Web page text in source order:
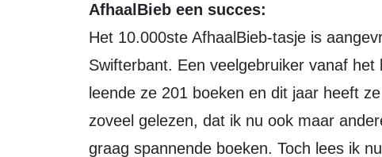
AfhaalBieb een succes:
Het 10.000ste AfhaalBieb-tasje is
Swifterbant. Een veelgebruiker vanaf
leende ze 201 boeken en dit jaar heeft
zoveel gelezen, dat ik nu ook maar
graag spannende boeken. Toch lees ik